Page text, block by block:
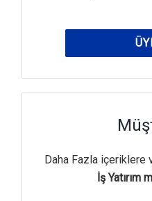
Daha Fazla içeriklere
İş Yatırım